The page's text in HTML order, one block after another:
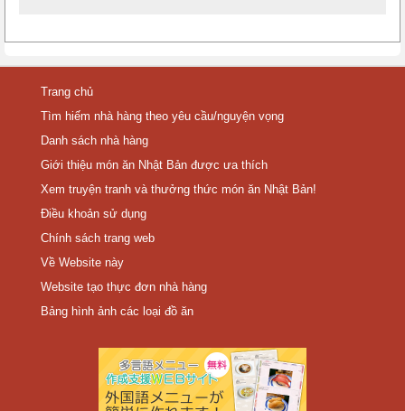
Trang chủ
Tìm hiếm nhà hàng theo yêu cầu/nguyện vọng
Danh sách nhà hàng
Giới thiệu món ăn Nhật Bản được ưa thích
Xem truyện tranh và thưởng thức món ăn Nhật Bản!
Điều khoản sử dụng
Chính sách trang web
Về Website này
Website tạo thực đơn nhà hàng
Bảng hình ảnh các loại đồ ăn